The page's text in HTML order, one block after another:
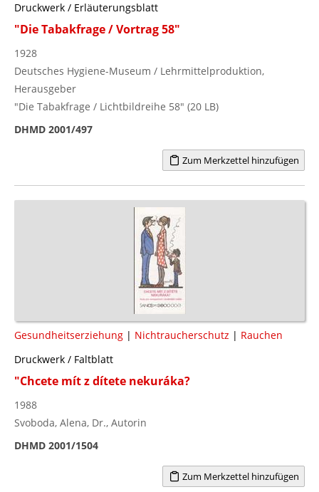
Druckwerk / Erläuterungsblatt
"Die Tabakfrage / Vortrag 58"
1928
Deutsches Hygiene-Museum / Lehrmittelproduktion,
Herausgeber
"Die Tabakfrage / Lichtbildreihe 58" (20 LB)
DHMD 2001/497
Zum Merkzettel hinzufügen
Gesundheitserziehung | Nichtraucherschutz | Rauchen
Druckwerk / Faltblatt
"Chcete mít z dítete nekuráka?
1988
Svoboda, Alena, Dr., Autorin
DHMD 2001/1504
Zum Merkzettel hinzufügen